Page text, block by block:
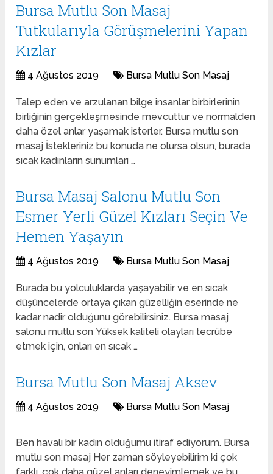
Bursa Mutlu Son Masaj
Tutkularıyla Görüşmelerini Yapan
Kızlar
4 Ağustos 2019 Bursa Mutlu Son Masaj
Talep eden ve arzulanan bilge insanlar birbirlerinin
birliğinin gerçekleşmesinde mevcuttur ve normalden
daha özel anlar yaşamak isterler. Bursa mutlu son
masaj İstekleriniz bu konuda ne olursa olsun, burada
sıcak kadınların sunumları …
Bursa Masaj Salonu Mutlu Son
Esmer Yerli Güzel Kızları Seçin Ve
Hemen Yaşayın
4 Ağustos 2019 Bursa Mutlu Son Masaj
Burada bu yolculuklarda yaşayabilir ve en sıcak
düşüncelerde ortaya çıkan güzelliğin eserinde ne
kadar nadir olduğunu görebilirsiniz. Bursa masaj
salonu mutlu son Yüksek kaliteli olayları tecrübe
etmek için, onları en sıcak …
Bursa Mutlu Son Masaj Aksev
4 Ağustos 2019 Bursa Mutlu Son Masaj
Ben havalı bir kadın olduğumu itiraf ediyorum. Bursa
mutlu son masaj Her zaman söyleyebilirim ki çok